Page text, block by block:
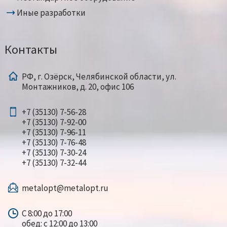
Иные разработки
Контакты
РФ, г. Озёрск, Челябинской области, ул.
Монтажников, д. 20, офис 106
+7 (35130) 7-56-28
+7 (35130) 7-92-00
+7 (35130) 7-96-11
+7 (35130) 7-76-48
+7 (35130) 7-30-24
+7 (35130) 7-32-44
metalopt@metalopt.ru
С 8:00 до 17:00
обед: с 12:00 до 13:00